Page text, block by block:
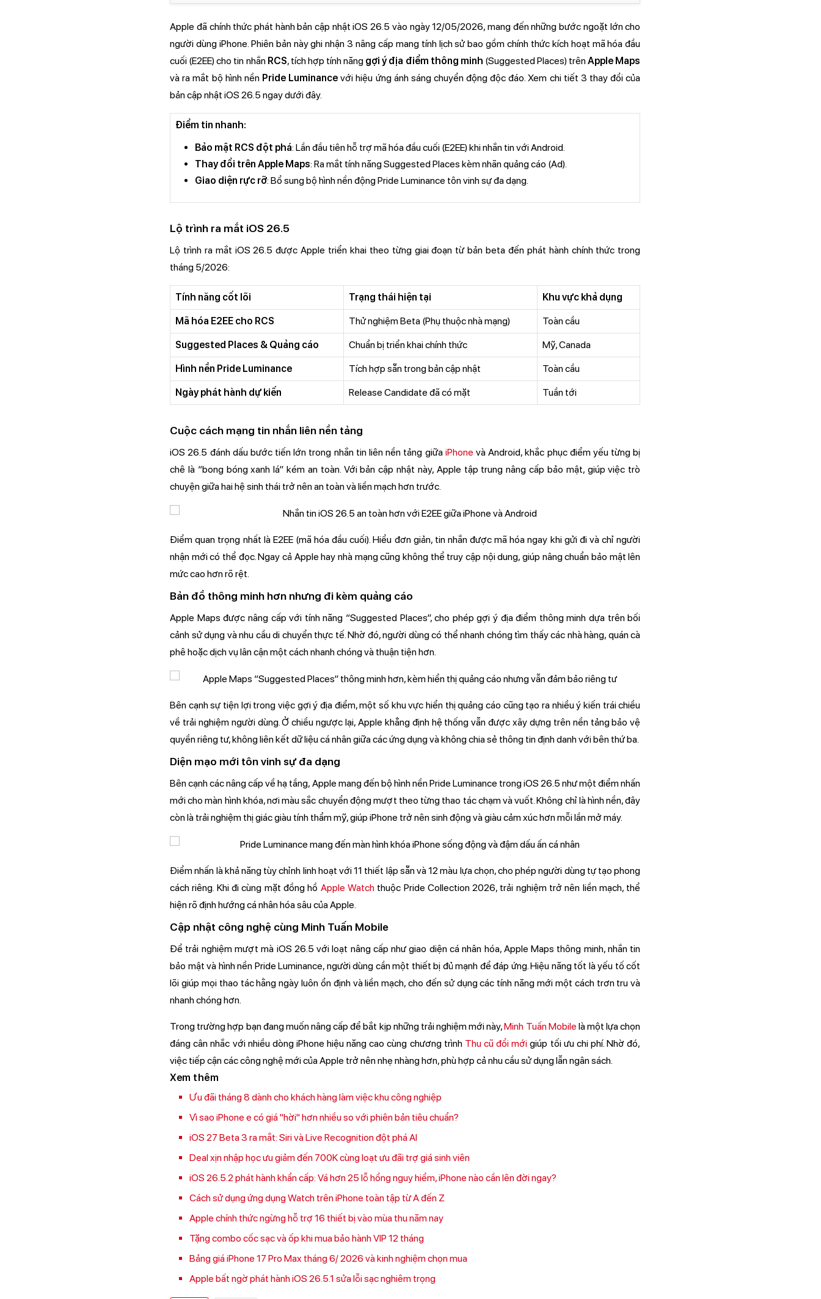
Apple đã chính thức phát hành bản cập nhật iOS 26.5 vào ngày 12/05/2026, mang đến những bước ngoặt lớn cho
người dùng iPhone. Phiên bản này ghi nhận 3 nâng cấp mang tính lịch sử bao gồm chính thức kích hoạt mã hóa đầu
cuối (E2EE) cho tin nhắn RCS, tích hợp tính năng gợi ý địa điểm thông minh (Suggested Places) trênApple Maps
và ra mắt bộ hình nền Pride Luminance với hiệu ứng ánh sáng chuyển động độc đáo. Xem chi tiết 3 thay đổi của
bản cập nhật iOS 26.5 ngay dưới đây.
Điểm tin nhanh:
Bảo mật RCS đột phá: Lần đầu tiên hỗ trợ mã hóa đầu cuối (E2EE) khi nhắn tin với Android.
Thay đổi trên Apple Maps: Ra mắt tính năng Suggested Places kèm nhãn quảng cáo (Ad).
Giao diện rực rỡ: Bổ sung bộ hình nền động Pride Luminance tôn vinh sự đa dạng.
Lộ trình ra mắt iOS 26.5
Lộ trình ra mắt iOS 26.5 được Apple triển khai theo từng giai đoạn từ bản beta đến phát hành chính thức trong
tháng 5/2026:
Tính năng cốt lõi Trạng thái hiện tại Khu vực khả dụng
Mã hóa E2EE cho RCS Thử nghiệm Beta (Phụ thuộc nhà mạng) Toàn cầu
Suggested Places & Quảng cáo Chuẩn bị triển khai chính thức Mỹ, Canada
Hình nền Pride Luminance Tích hợp sẵn trong bản cập nhật Toàn cầu
Ngày phát hành dự kiến Release Candidate đã có mặt Tuần tới
Cuộc cách mạng tin nhắn liên nền tảng
iOS 26.5 đánh dấu bước tiến lớn trong nhắn tin liên nền tảng giữa iPhone và Android, khắc phục điểm yếu từng bị
chê là “bong bóng xanh lá” kém an toàn. Với bản cập nhật này, Apple tập trung nâng cấp bảo mật, giúp việc trò
chuyện giữa hai hệ sinh thái trở nên an toàn và liền mạch hơn trước.
Điểm quan trọng nhất là E2EE (mã hóa đầu cuối). Hiểu đơn giản, tin nhắn được mã hóa ngay khi gửi đi và chỉ người
nhận mới có thể đọc. Ngay cả Apple hay nhà mạng cũng không thể truy cập nội dung, giúp nâng chuẩn bảo mật lên
mức cao hơn rõ rệt.
Bản đồ thông minh hơn nhưng đi kèm quảng cáo
Apple Maps được nâng cấp với tính năng “Suggested Places”, cho phép gợi ý địa điểm thông minh dựa trên bối
cảnh sử dụng và nhu cầu di chuyển thực tế. Nhờ đó, người dùng có thể nhanh chóng tìm thấy các nhà hàng, quán cà
phê hoặc dịch vụ lân cận một cách nhanh chóng và thuận tiện hơn.
Bên cạnh sự tiện lợi trong việc gợi ý địa điểm, một số khu vực hiển thị quảng cáo cũng tạo ra nhiều ý kiến trái chiều
về trải nghiệm người dùng. Ở chiều ngược lại, Apple khẳng định hệ thống vẫn được xây dựng trên nền tảng bảo vệ
quyền riêng tư, không liên kết dữ liệu cá nhân giữa các ứng dụng và không chia sẻ thông tin định danh với bên thứ ba.
Diện mạo mới tôn vinh sự đa dạng
Bên cạnh các nâng cấp về hạ tầng, Apple mang đến bộ hình nền Pride Luminance trong iOS 26.5 như một điểm nhấn
mới cho màn hình khóa, nơi màu sắc chuyển động mượt theo từng thao tác chạm và vuốt. Không chỉ là hình nền, đây
còn là trải nghiệm thị giác giàu tính thẩm mỹ, giúp iPhone trở nên sinh động và giàu cảm xúc hơn mỗi lần mở máy.
Điểm nhấn là khả năng tùy chỉnh linh hoạt với 11 thiết lập sẵn và 12 màu lựa chọn, cho phép người dùng tự tạo phong
cách riêng. Khi đi cùng mặt đồng hồ Apple Watchthuộc Pride Collection 2026, trải nghiệm trở nên liền mạch, thể
hiện rõ định hướng cá nhân hóa sâu của Apple.
Cập nhật công nghệ cùng Minh Tuấn Mobile
Để trải nghiệm mượt mà iOS 26.5 với loạt nâng cấp như giao diện cá nhân hóa, Apple Maps thông minh, nhắn tin
bảo mật và hình nền Pride Luminance, người dùng cần một thiết bị đủ mạnh để đáp ứng. Hiệu năng tốt là yếu tố cốt
lõi giúp mọi thao tác hằng ngày luôn ổn định và liền mạch, cho đến sử dụng các tính năng mới một cách trơn tru và
nhanh chóng hơn.
Trong trường hợp bạn đang muốn nâng cấp để bắt kịp những trải nghiệm mới này,Minh Tuấn Mobile là một lựa chọn
đáng cân nhắc với nhiều dòng iPhone hiệu năng cao cùng chương trình Thu cũ đổi mới giúp tối ưu chi phí. Nhờ đó,
việc tiếp cận các công nghệ mới của Apple trở nên nhẹ nhàng hơn, phù hợp cả nhu cầu sử dụng lẫn ngân sách.
Xem thêm
Ưu đãi tháng 8 dành cho khách hàng làm việc khu công nghiệp
Vì sao iPhone e có giá "hời" hơn nhiều so với phiên bản tiêu chuẩn?
iOS 27 Beta 3 ra mắt: Siri và Live Recognition đột phá AI
Deal xịn nhập học ưu giảm đến 700K cùng loạt ưu đãi trợ giá sinh viên
iOS 26.5.2 phát hành khẩn cấp: Vá hơn 25 lỗ hổng nguy hiểm, iPhone nào cần lên đời ngay?
Cách sử dụng ứng dụng Watch trên iPhone toàn tập từ A đến Z
Apple chính thức ngừng hỗ trợ 16 thiết bị vào mùa thu năm nay
Tặng combo cốc sạc và ốp khi mua bảo hành VIP 12 tháng
Bảng giá iPhone 17 Pro Max tháng 6/ 2026 và kinh nghiệm chọn mua
Apple bất ngờ phát hành iOS 26.5.1 sửa lỗi sạc nghiêm trọng